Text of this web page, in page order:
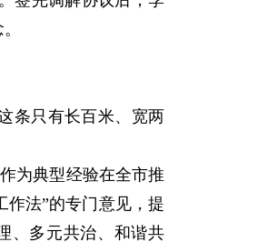
条只有长百米、宽两
为典型经验在全市推
作法”的专门意见，提
、多元共治、和谐共